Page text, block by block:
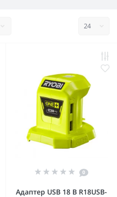
0
Адаптер USB 18 В R18USB-